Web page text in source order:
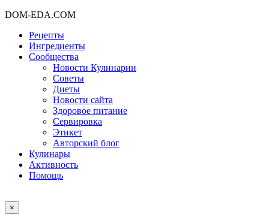
DOM-EDA.COM
Рецепты
Ингредиенты
Сообщества
Новости Кулинарии
Советы
Диеты
Новости сайта
Здоровое питание
Сервировка
Этикет
Авторский блог
Кулинары
Активность
Помощь
×